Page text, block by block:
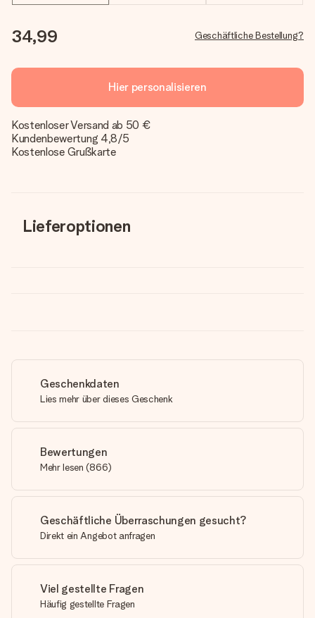
34,99 Geschäftliche Bestellung?
Hier personalisieren
Kostenloser Versand ab 50 €
Kundenbewertung 4,8/5
Kostenlose Grußkarte
Lieferoptionen
Geschenkdaten
Lies mehr über dieses Geschenk
Bewertungen
Mehr lesen (866)
Geschäftliche Überraschungen gesucht?
Direkt ein Angebot anfragen
Viel gestellte Fragen
Häufig gestellte Fragen